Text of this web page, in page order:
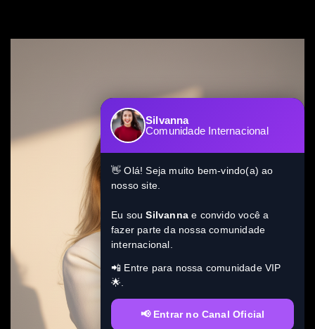
Silvanna
Comunidade Internacional
👋 Olá! Seja muito bem-vindo(a) ao
nosso site.
Eu souSilvanna e convido você a
fazer parte da nossa comunidade
internacional.
📲 Entre para nossa comunidade VIP
🌟.
📢 Entrar no Canal Oficial